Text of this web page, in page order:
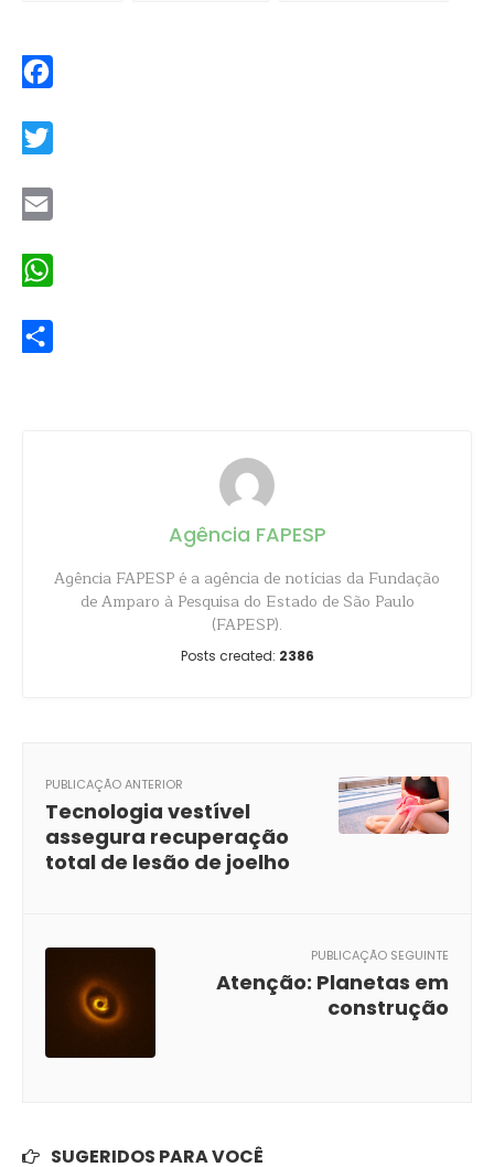
Agência FAPESP
Agência FAPESP é a agência de notícias da Fundação
de Amparo à Pesquisa do Estado de São Paulo
(FAPESP).
Posts created: 2386
PUBLICAÇÃO ANTERIOR
Tecnologia vestível
assegura recuperação
total de lesão de joelho
PUBLICAÇÃO SEGUINTE
Atenção: Planetas em
construção
SUGERIDOS PARA VOCÊ